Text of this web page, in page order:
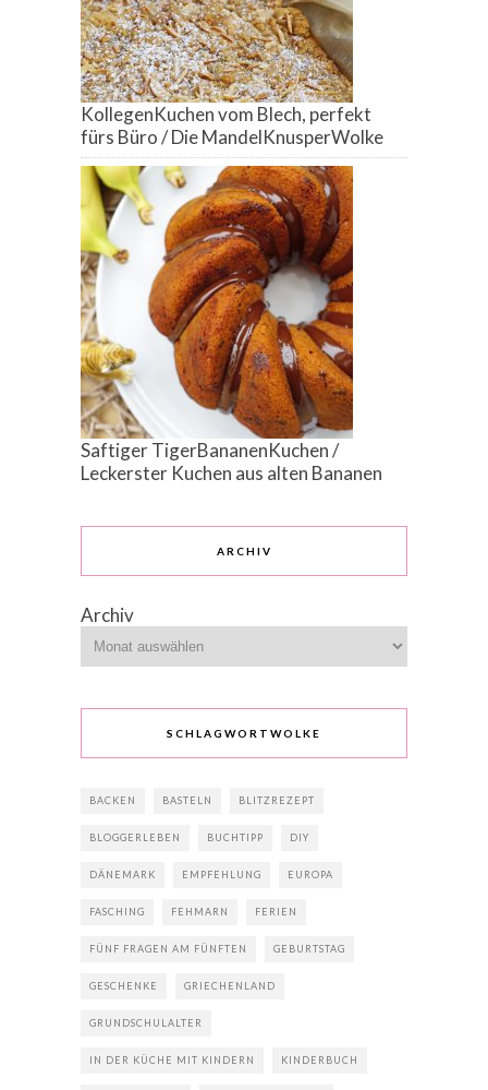
KollegenKuchen vom Blech, perfekt
fürs Büro / Die MandelKnusperWolke
Saftiger TigerBananenKuchen /
Leckerster Kuchen aus alten Bananen
ARCHIV
Archiv
SCHLAGWORTWOLKE
BACKEN BASTELN BLITZREZEPT
BLOGGERLEBEN BUCHTIPP DIY
DÄNEMARK EMPFEHLUNG EUROPA
FASCHING FEHMARN FERIEN
FÜNF FRAGEN AM FÜNFTEN GEBURTSTAG
GESCHENKE GRIECHENLAND
GRUNDSCHULALTER
IN DER KÜCHE MIT KINDERN KINDERBUCH